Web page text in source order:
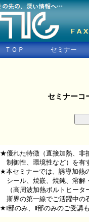
ＴＯＰ セミナー
セミナーコ
※
★優れた特徴（直接加熱、非
制御性、環境性など）を有
★本セミナーでは、誘導加熱
シール、焼嵌、焼鈍、溶解
（高周波加熱ボルトヒータ
斯界の第一線でご活躍中の
★Ⅰ部のみ、Ⅱ部のみのご受講